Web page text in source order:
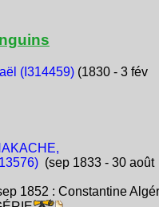
(I314459)(1830 - 3 fév
(sep 1833 - 30 août
1852 : Constantine